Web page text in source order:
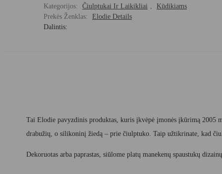
Kategorijos:
Čiulptukai Ir Laikikliai ,
Kūdikiams
Prekės Ženklas:
Elodie Details
Dalintis:
Tai Elodie pavyzdinis produktas, kuris įkvėpė įmonės įkūrimą 2005
drabužių, o silikoninį žiedą – prie čiulptuko. Taip užtikrinate, kad
Dekoruotas arba paprastas, siūlome platų manekenų spaustukų